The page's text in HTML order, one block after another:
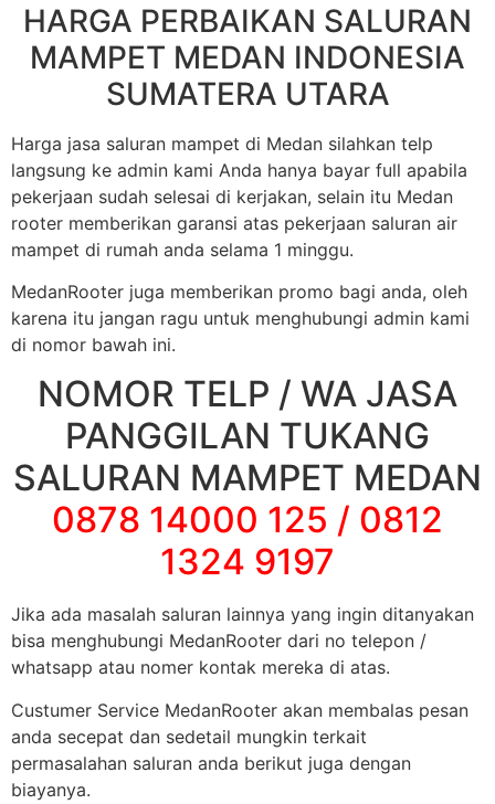
HARGA PERBAIKAN SALURAN
MAMPET MEDAN INDONESIA
SUMATERA UTARA
Harga jasa saluran mampet di Medan silahkan telp
langsung ke admin kami Anda hanya bayar full apabila
pekerjaan sudah selesai di kerjakan, selain itu Medan
rooter memberikan garansi atas pekerjaan saluran air
mampet di rumah anda selama 1 minggu.
MedanRooter juga memberikan promo bagi anda, oleh
karena itu jangan ragu untuk menghubungi admin kami
di nomor bawah ini.
NOMOR TELP / WA JASA
PANGGILAN TUKANG
SALURAN MAMPET MEDAN
0878 14000 125 / 0812
1324 9197
Jika ada masalah saluran lainnya yang ingin ditanyakan
bisa menghubungi MedanRooter dari no telepon /
whatsapp atau nomer kontak mereka di atas.
Custumer Service MedanRooter akan membalas pesan
anda secepat dan sedetail mungkin terkait
permasalahan saluran anda berikut juga dengan
biayanya.